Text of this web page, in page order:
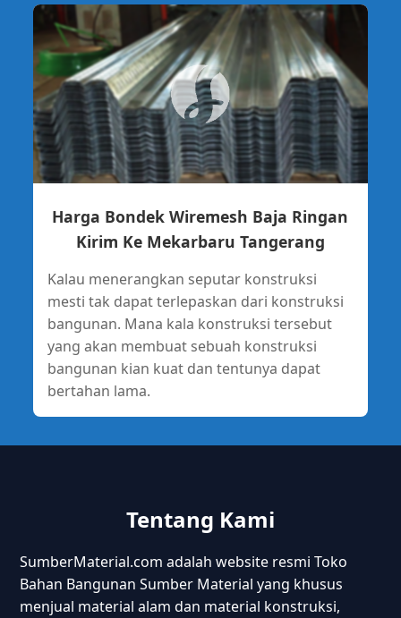
Harga Bondek Wiremesh Baja Ringan
Kirim Ke Mekarbaru Tangerang
Kalau menerangkan seputar konstruksi
mesti tak dapat terlepaskan dari konstruksi
bangunan. Mana kala konstruksi tersebut
yang akan membuat sebuah konstruksi
bangunan kian kuat dan tentunya dapat
bertahan lama.
Tentang Kami
SumberMaterial.com adalah website resmi Toko
Bahan Bangunan Sumber Material yang khusus
menjual material alam dan material konstruksi,